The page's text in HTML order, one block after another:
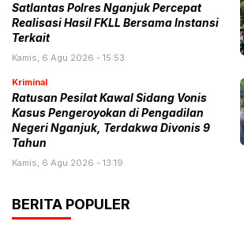
Satlantas Polres Nganjuk Percepat
Realisasi Hasil FKLL Bersama Instansi
Terkait
Kamis, 6 Agu 2026 - 15:53
Kriminal
Ratusan Pesilat Kawal Sidang Vonis
Kasus Pengeroyokan di Pengadilan
Negeri Nganjuk, Terdakwa Divonis 9
Tahun
Kamis, 6 Agu 2026 - 13:19
BERITA POPULER